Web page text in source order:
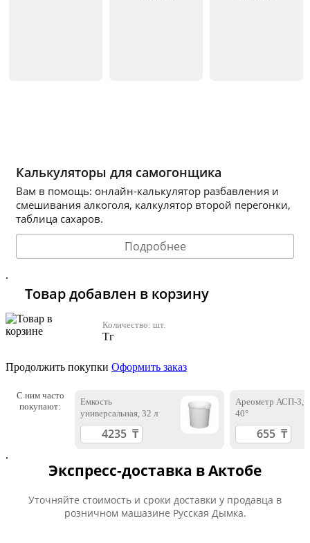
Калькуляторы для самогонщика
Вам в помощь: онлайн-калькулятор разбавления и
смешивания алкоголя, калкулятор второй перегонки,
таблица сахаров.
Подробнее
.
Товар добавлен в корзину
Количество: шт.
Тг
Продолжить покупки Оформить заказ
С ним часто
покупают:
Емкость
универсальная, 32 л
Ареометр АСП-3,
40°
.
Экспресс-доставка в Актобе
Уточняйте стоимость и сроки доставки у продавца в
розничном машазине Русская Дымка.